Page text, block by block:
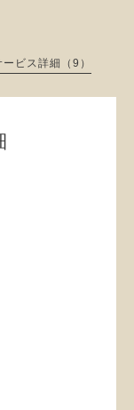
ービス詳細（9）